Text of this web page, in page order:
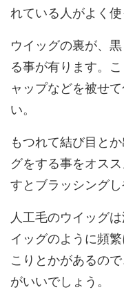
れている人がよく使
ウイッグの裏が、
る事が有ります。
ャップなどを被せ
い。
もつれて結び目と
グをする事をオス
すとブラッシングし
人工毛のウイッグ
イッグのように頻
こりとかがあるの
がいいでしょう。